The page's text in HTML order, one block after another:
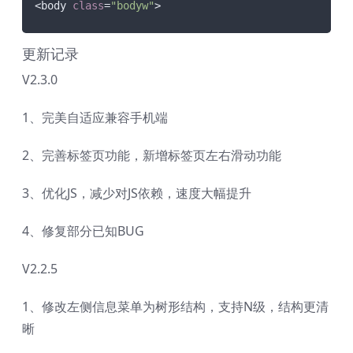
<body class="bodyw">
更新记录
V2.3.0
1、完美自适应兼容手机端
2、完善标签页功能，新增标签页左右滑动功能
3、优化JS，减少对JS依赖，速度大幅提升
4、修复部分已知BUG
V2.2.5
1、修改左侧信息菜单为树形结构，支持N级，结构更清
晰